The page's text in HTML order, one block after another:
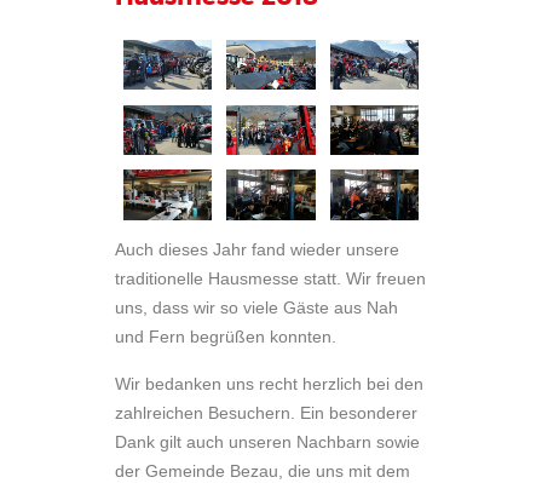
Auch dieses Jahr fand wieder unsere
traditionelle Hausmesse statt. Wir freuen
uns, dass wir so viele Gäste aus Nah
und Fern begrüßen konnten.
Wir bedanken uns recht herzlich bei den
zahlreichen Besuchern. Ein besonderer
Dank gilt auch unseren Nachbarn sowie
der Gemeinde Bezau, die uns mit dem